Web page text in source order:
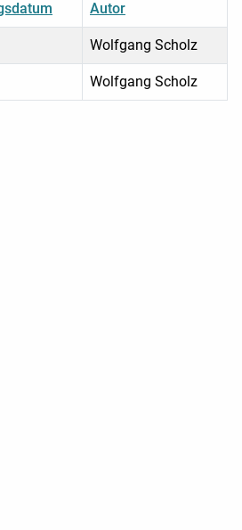
Autor
Wolfgang Scholz
Wolfgang Scholz